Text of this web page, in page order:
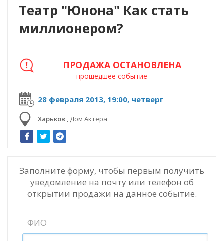
Театр "Юнона" Как стать
миллионером?
28 февраля 2013, 19:00, четверг
Харьков , Дом Актера
ПРОДАЖА ОСТАНОВЛЕНА
прошедшее событие
Заполните форму, чтобы первым получить
уведомление на почту или телефон об
открытии продажи на данное событие.
ФИО